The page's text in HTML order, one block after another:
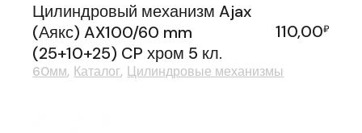
Цилиндровый механизм Ajax
(Аякс) AX100/60 mm
(25+10+25) CP хром 5 кл.
110,00₽
60мм Каталог Цилиндровые механизмы